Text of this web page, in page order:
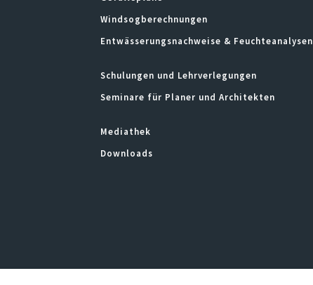
Windsogberechnungen
Entwässerungsnachweise & Feuchteanalysen
Schulungen und Lehrverlegungen
Seminare für Planer und Architekten
Mediathek
Downloads